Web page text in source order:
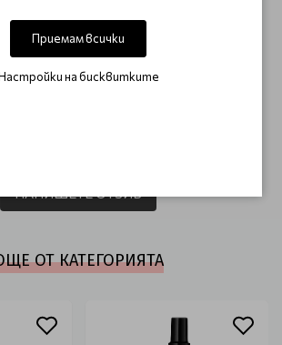
и оформяне CHI Vibes
НАПИШЕТЕ ОТЗИВ
ОТ КАТЕГОРИЯТА
Приемам всички
на бисквитките